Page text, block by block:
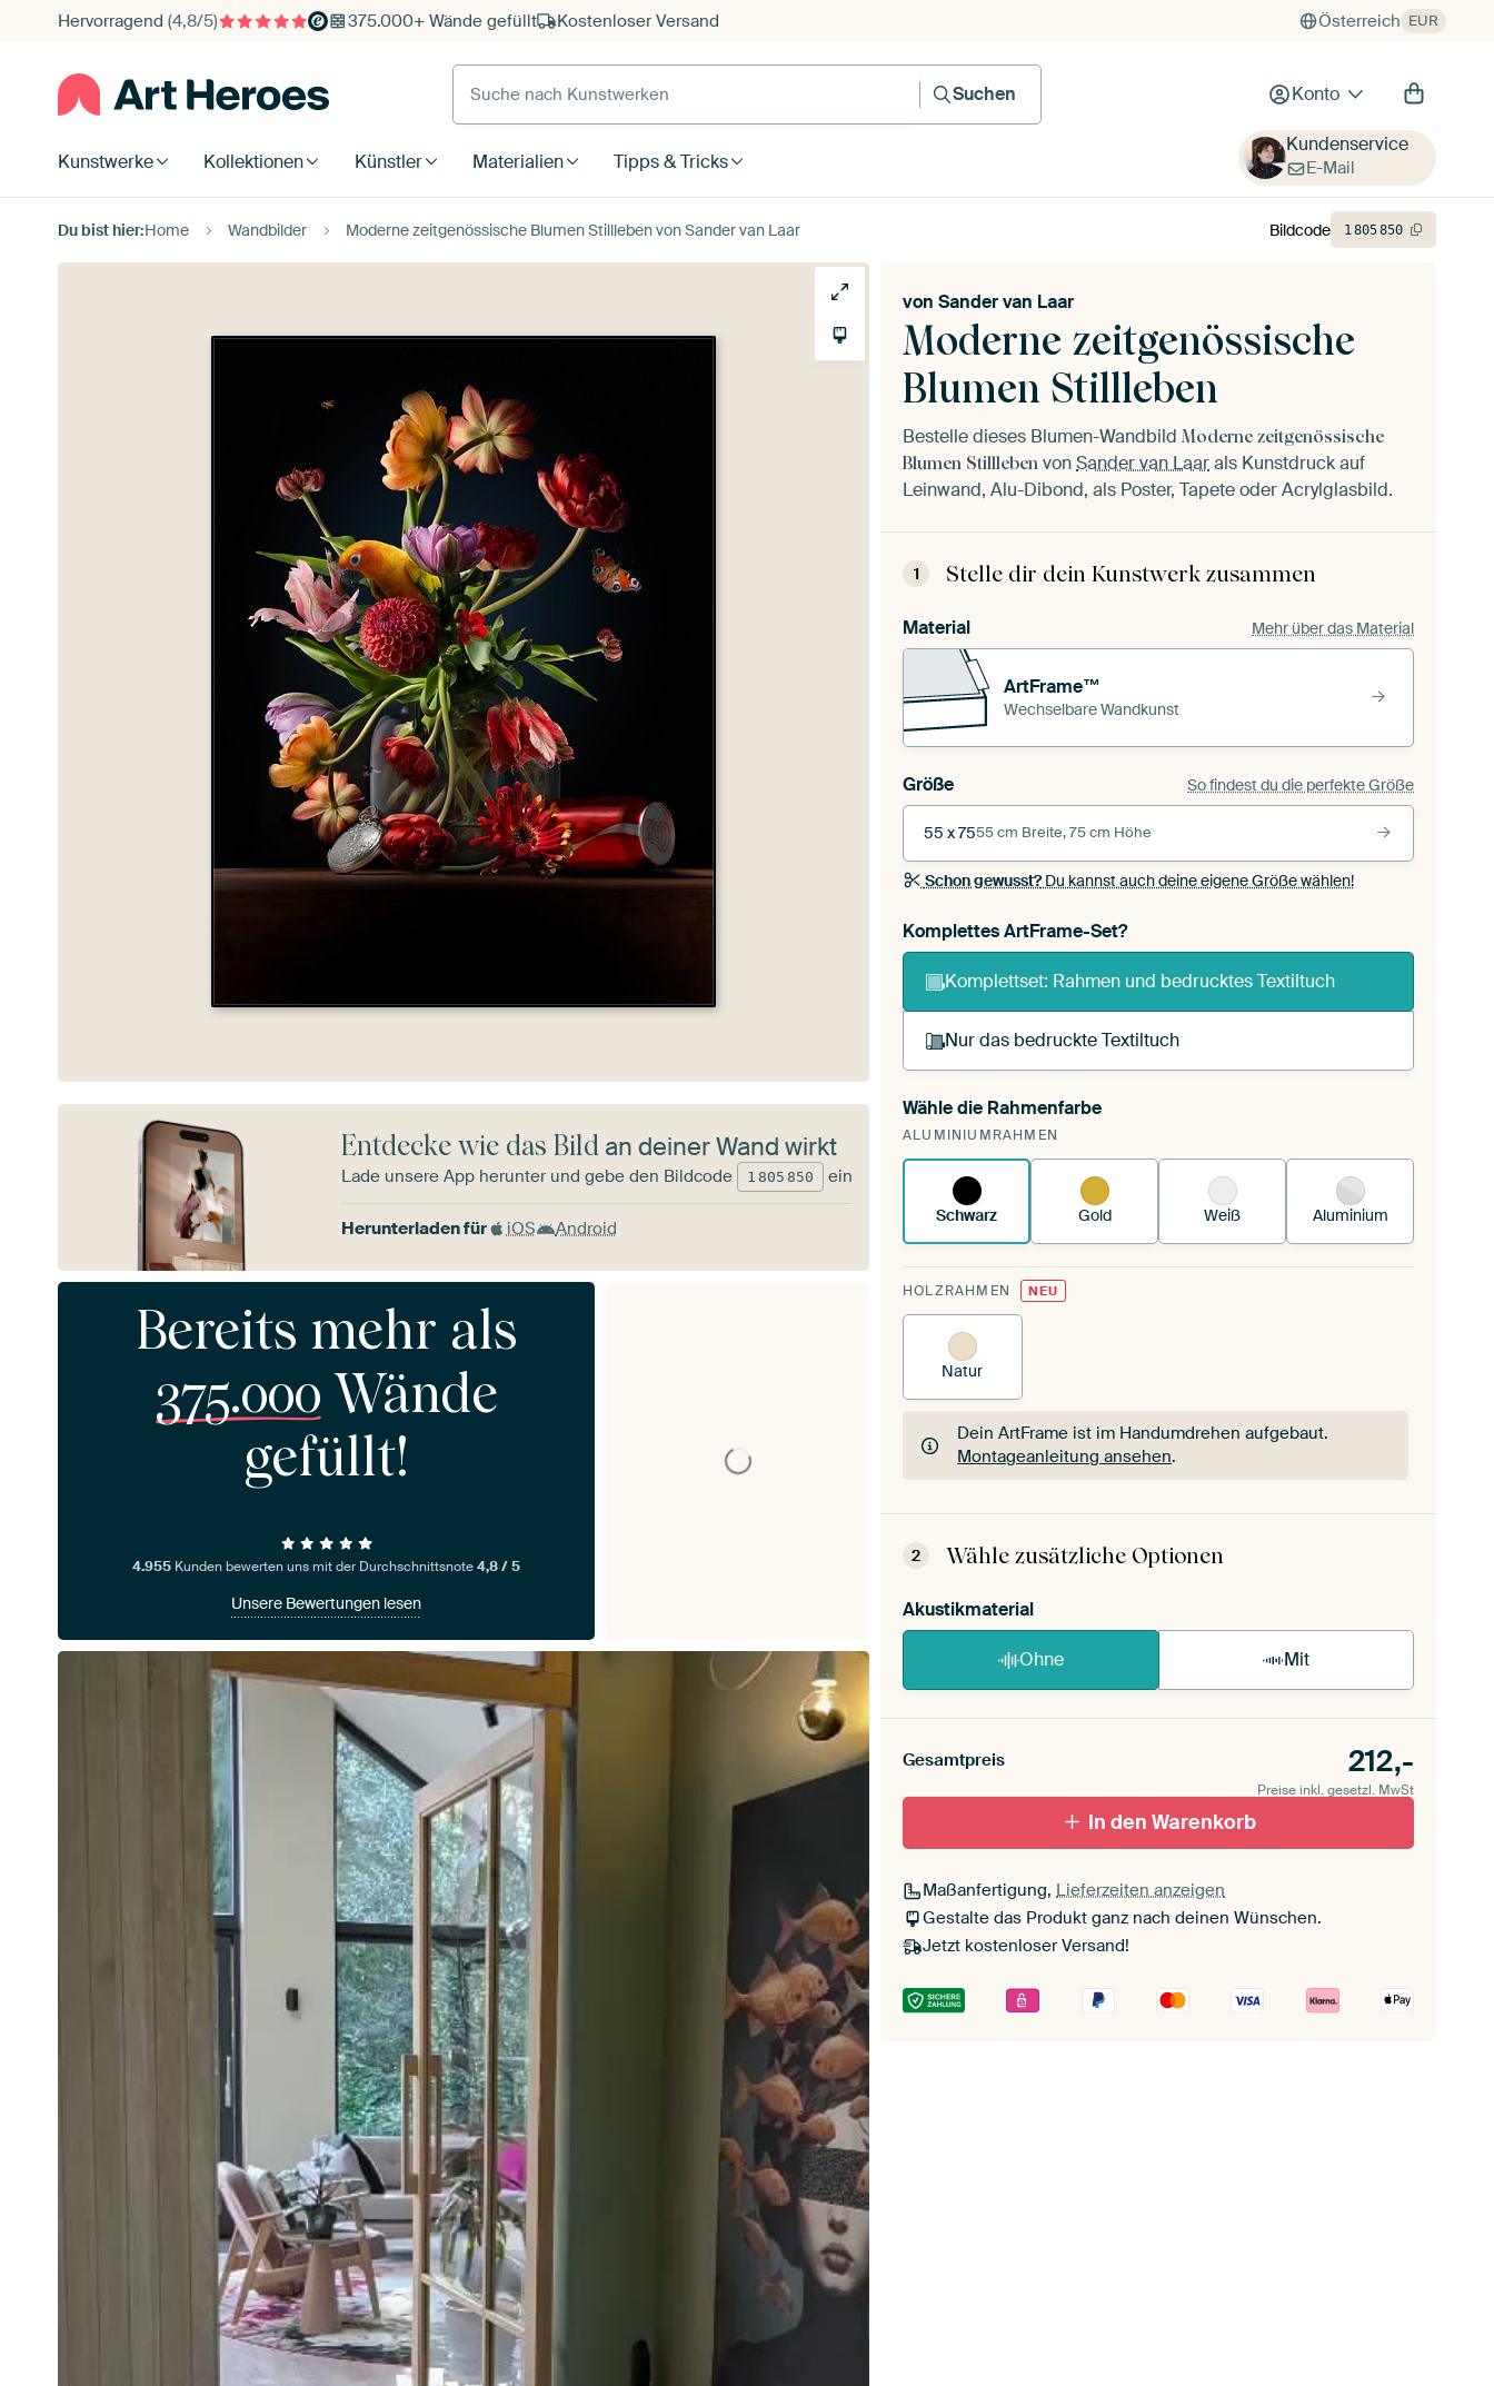
Hervorragend (4,8/5) 375.000+ Wände gefüllt Kostenloser Versand Österreich EUR
Suche nach Kunstwerken
Suchen
Konto
Kunstwerke Kollektionen Künstler Materialien Tipps & Tricks
Kundenservice
E-Mail
Du bist hier:Home Wandbilder Moderne zeitgenössische Blumen Stillleben von Sander van Laar
Moderne zeitgenössische
Blumen Stillleben
von Sander van Laar
Bestelle dieses Blumen-Wandbild Moderne zeitgenössische
Blumen Stillleben vonSander van Laarals Kunstdruck auf
Leinwand, Alu-Dibond, als Poster, Tapete oder Acrylglasbild.
1 Stelle dir dein Kunstwerk zusammen
Material Mehr über das Material
ArtFrame™
Wechselbare Wandkunst
Größe So findest du die perfekte Größe
55 x 7555 cm Breite, 75 cm Höhe
Schon gewusst?Du kannst auch deine eigene Größe wählen!
Komplettes ArtFrame-Set?
Komplettset: Rahmen und bedrucktes Textiltuch
Nur das bedruckte Textiltuch
Du spannst einen wechselbaren Textiltuch in deinen
vorhandenen ArtFrame™.
Wähle die Rahmenfarbe
ALUMINIUMRAHMEN
Schwarz Gold Weiß Aluminium
HOLZRAHMEN NEU
Natur
Dein ArtFrame ist im Handumdrehen aufgebaut.
Montageanleitung ansehen.
Dein ArtFrame ist im Handumdrehen aufgebaut.
2 Wähle zusätzliche Optionen
Akustikmaterial
Ohne Mit
Gesamtpreis 212,-
Preise inkl. gesetzl. MwSt
In den Warenkorb
Maßanfertigung, Lieferzeiten anzeigen
Gestalte das Produkt ganz nach deinen Wünschen.
Jetzt kostenloser Versand!
Bildcode 1805850
Entdecke wie das Bildan deiner Wand wirkt
Lade unsere App herunter und gebe den Bildcode 1 805 850 ein
Herunterladen für iOS Android
Bereits mehr als
375.000 Wände
gefüllt!
4.955 Kunden bewerten uns mit der Durchschnittsnote4,8 / 5
Unsere Bewertungen lesen